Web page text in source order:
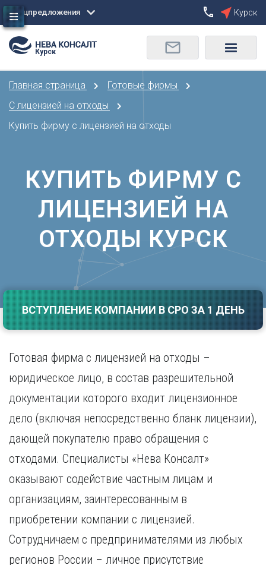
Сбросить
Москва
Санкт-Петербург
Астрахань
Барнаул
Белгород
Брянск
В
Владивосток
Владикавказ
Владимир
Волгоград
Воронеж
Е
Екатеринбург
И
Ижевск
Иркутск
К
Казань
Калининград
Калуга
Кемерово
Киров
Красноярск
Курган
Курск
О
Орел
П
Р
Ростов-на-Дону
Рязань
С
Самара
Севастополь
Симферополь
Сочи
Тамбов
Тверь
Тольятти
Тула
Тюмень
У
Улан-Удэ
Уфа
Х
Спецпредложения Курск
Курск
Главная страница
Готовые фирмы
С лицензией на отходы
Купить фирму с лицензией на отходы
КУПИТЬ ФИРМУ С
ЛИЦЕНЗИЕЙ НА
ОТХОДЫ КУРСК
ВСТУПЛЕНИЕ КОМПАНИИ В СРО ЗА 1 ДЕНЬ
Готовая фирма с лицензией на отходы –
юридическое лицо, в состав разрешительной
документации которого входит лицензионное
дело (включая непосредственно бланк лицензии),
дающей покупателю право обращения с
отходами. Специалисты «Нева Консалт»
оказывают содействие частным лицам и
организациям, заинтересованным в
приобретении компании с лицензией.
Сотрудничаем с предпринимателями из любых
регионов России – личное присутствие